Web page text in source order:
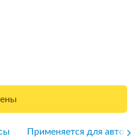
Применяется для авто